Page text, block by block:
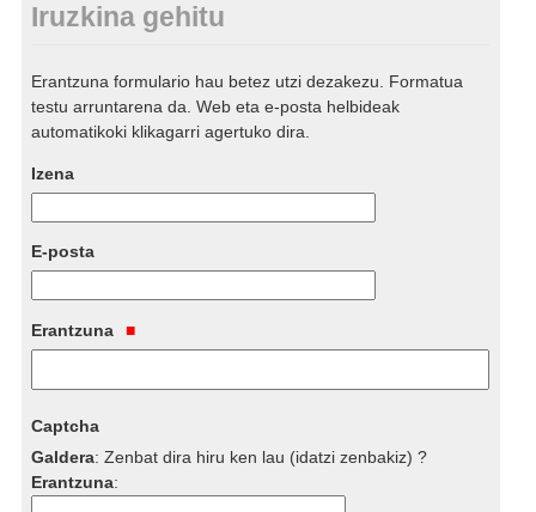
Iruzkina gehitu
Erantzuna formulario hau betez utzi dezakezu. Formatua
testu arruntarena da. Web eta e-posta helbideak
automatikoki klikagarri agertuko dira.
Izena
E-posta
Erantzuna
Captcha
Galdera:Zenbat dira hiru ken lau (idatzi zenbakiz) ?
Erantzuna: